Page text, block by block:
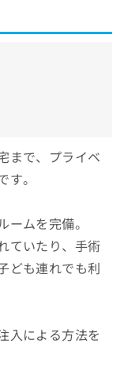
まで、プライベ
。
ムを完備。
ていたり、手術
ども連れでも利
入による方法を